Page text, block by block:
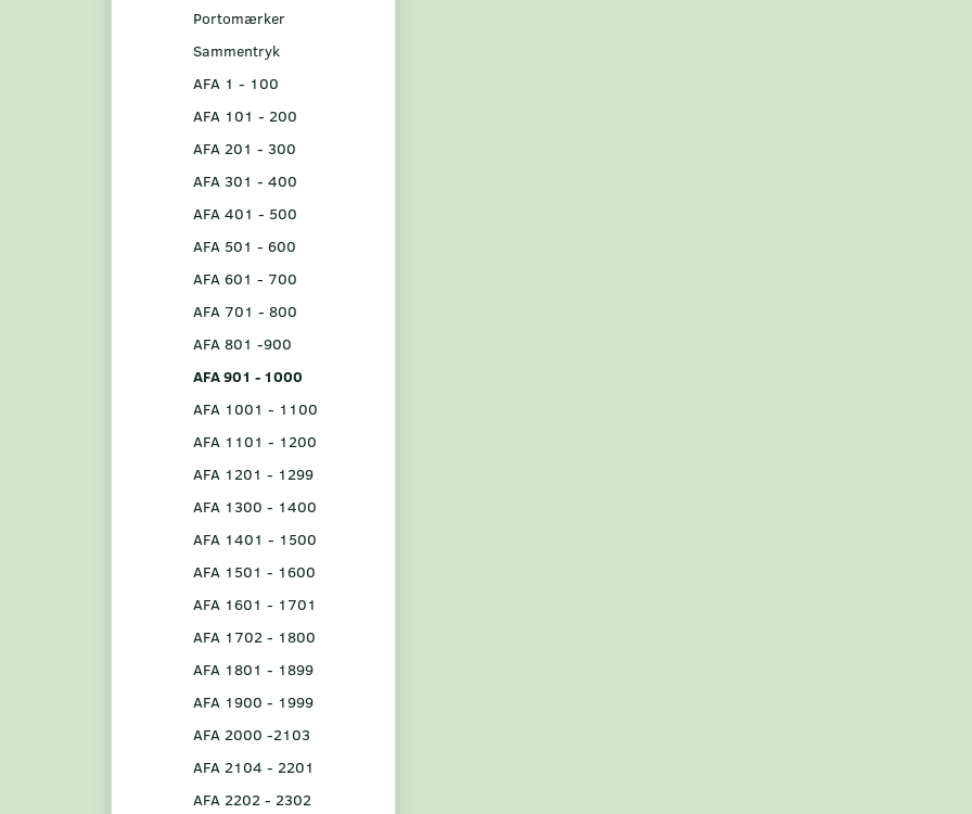
Portomærker
Sammentryk
AFA 1 - 100
AFA 101 - 200
AFA 201 - 300
AFA 301 - 400
AFA 401 - 500
AFA 501 - 600
AFA 601 - 700
AFA 701 - 800
AFA 801 -900
AFA 901 - 1000
AFA 1001 - 1100
AFA 1101 - 1200
AFA 1201 - 1299
AFA 1300 - 1400
AFA 1401 - 1500
AFA 1501 - 1600
AFA 1601 - 1701
AFA 1702 - 1800
AFA 1801 - 1899
AFA 1900 - 1999
AFA 2000 -2103
AFA 2104 - 2201
AFA 2202 - 2302